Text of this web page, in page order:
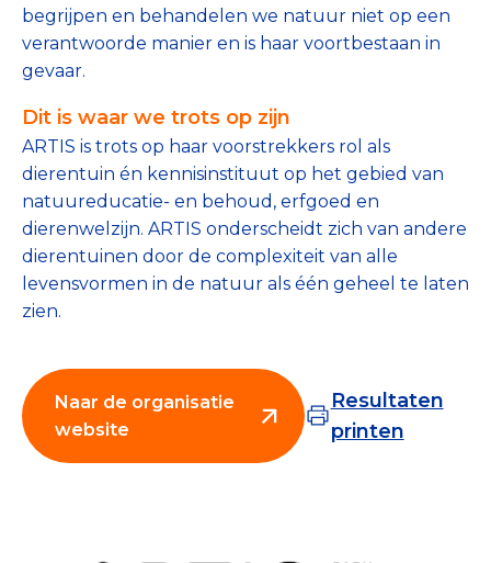
State of the Sector
Het Nederlandse Donateurspanel
Contact & Signalen
Check keurmerk goede doelen
begrijpen en behandelen we natuur niet op een
verantwoorde manier en is haar voortbestaan in
gevaar.
Dit is waar we trots op zijn
ARTIS is trots op haar voorstrekkers rol als
dierentuin én kennisinstituut op het gebied van
natuureducatie- en behoud, erfgoed en
dierenwelzijn. ARTIS onderscheidt zich van andere
dierentuinen door de complexiteit van alle
levensvormen in de natuur als één geheel te laten
zien.
Naar de organisatie
website
Resultaten
printen